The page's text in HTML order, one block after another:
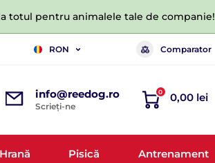
totul pentru animalele tale de companie!
RON Comparator
info@reedog.ro
Scrieți-ne
0 0,00 lei
Hrană Pisică Antrenament